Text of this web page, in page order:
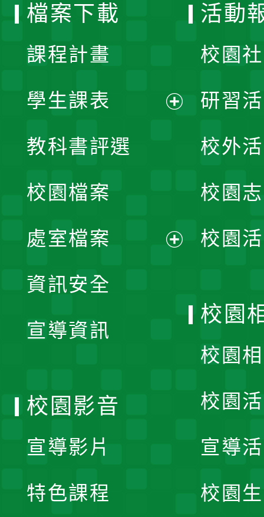
檔案下載
課程計畫
學生課表
單
教科書評選
校園檔案
處室檔案
資訊安全
宣導資訊
活動
校園
研習
校外
校園
校園
校園
校園
校園
宣導
校園
校園影音
宣導影片
特色課程